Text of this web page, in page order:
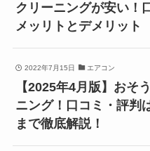
クリーニングが安い！
メッリトとデメリット
2022年7月15日 エアコン
【2025年4月版】おそ
ニング！口コミ・評判
まで徹底解説！